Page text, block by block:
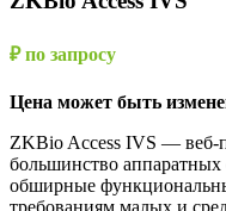
₽ по запросу
Цена может быть
ZKBio Access IVS — веб-
большинство аппаратных
обширные
требованиям малых и